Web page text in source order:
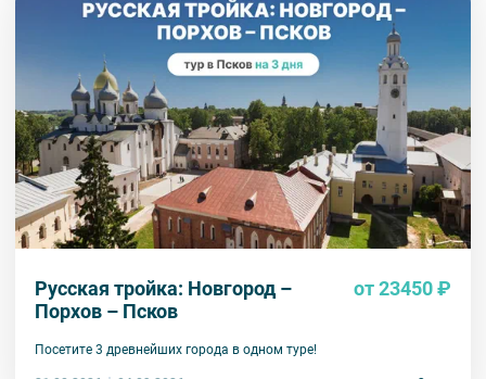
Русская тройка: Новгород –
Порхов – Псков
от 23450 ₽
Посетите 3 древнейших города в одном туре!